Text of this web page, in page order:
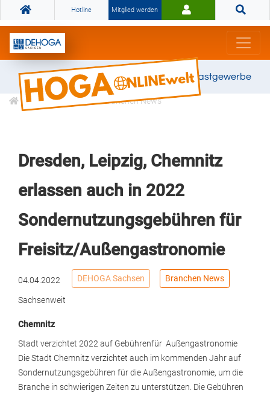
Hotline Mitglied werden
Gemeinsam stark für das Gastgewerbe
Informationen Branchen News
Dresden, Leipzig, Chemnitz
erlassen auch in 2022
Sondernutzungsgebühren für
Freisitz/Außengastronomie
04.04.2022 DEHOGA Sachsen Branchen News
Sachsenweit
Chemnitz
Stadt verzichtet 2022 auf Gebührenfür Außengastronomie
Die Stadt Chemnitz verzichtet auch im kommenden Jahr auf
Sondernutzungsgebühren für die Außengastronomie, um die
Branche in schwierigen Zeiten zu unterstützen. Die Gebühren